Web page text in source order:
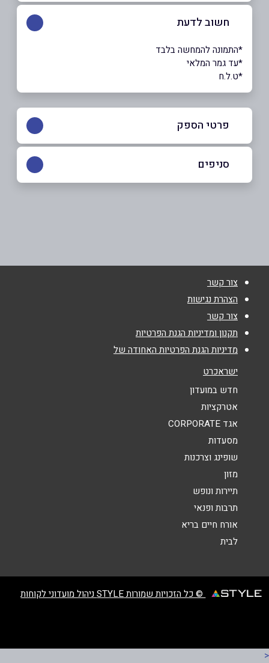
חשוב לדעת
*התמונה להמחשה בלבד
*עד גמר המלאי
*ט.ל.ח
פרטי הספק
נושא*
אנא חזרו אלי בקשר ל...
סניפים
צור קשר
הצהרת נגישות
צור קשר
תקנון ומדיניות הגנת הפרטיות
מדיניות הגנת הפרטיות האחודה של
ישראכרט
חדש במועדון
אטרקציות
אגד CORPORATE
מסעדות
שופינג וצרכנות
מזון
תיירות ונופש
תרבות ופנאי
אורח חיים בריא
לבית
© כל הזכויות שמורות STYLE ניהול מועדוני לקוחות
<